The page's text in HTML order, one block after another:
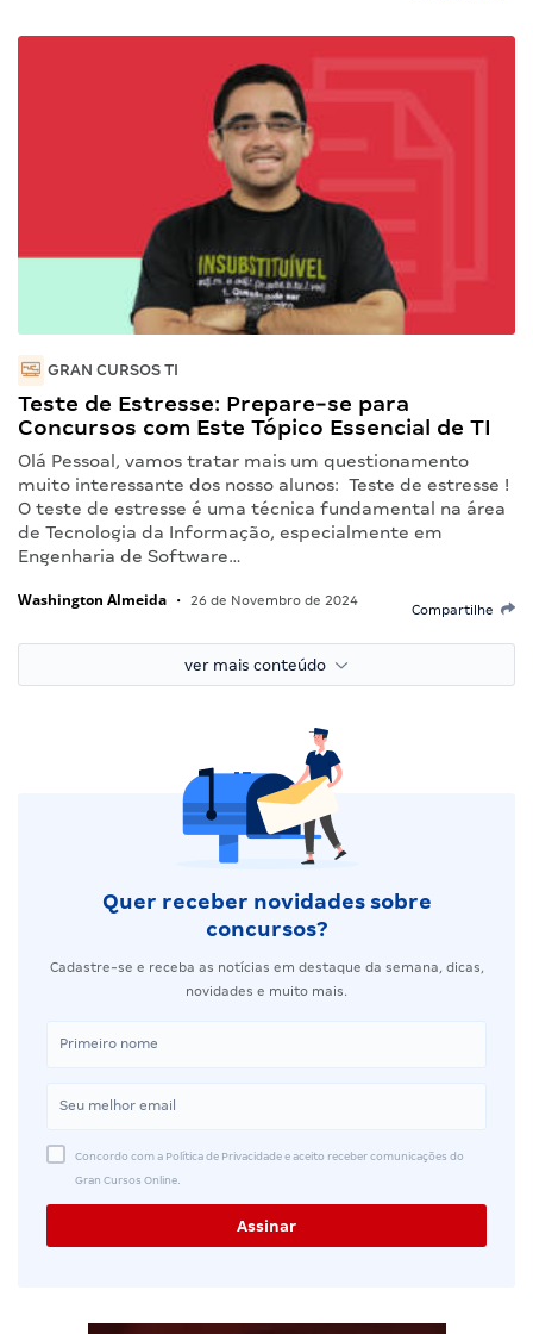
GRAN CURSOS TI
Teste de Estresse: Prepare-se para
Concursos com Este Tópico Essencial de TI
Olá Pessoal, vamos tratar mais um questionamento
muito interessante dos nosso alunos: Teste de estresse !
O teste de estresse é uma técnica fundamental na área
de Tecnologia da Informação, especialmente em
Engenharia de Software…
Washington Almeida • 26 de Novembro de 2024
Compartilhe
ver mais conteúdo
Quer receber novidades sobre
concursos?
Cadastre-se e receba as notícias em destaque da semana, dicas,
novidades e muito mais.
Concordo com a Política de Privacidade e aceito receber comunicações do
Gran Cursos Online.